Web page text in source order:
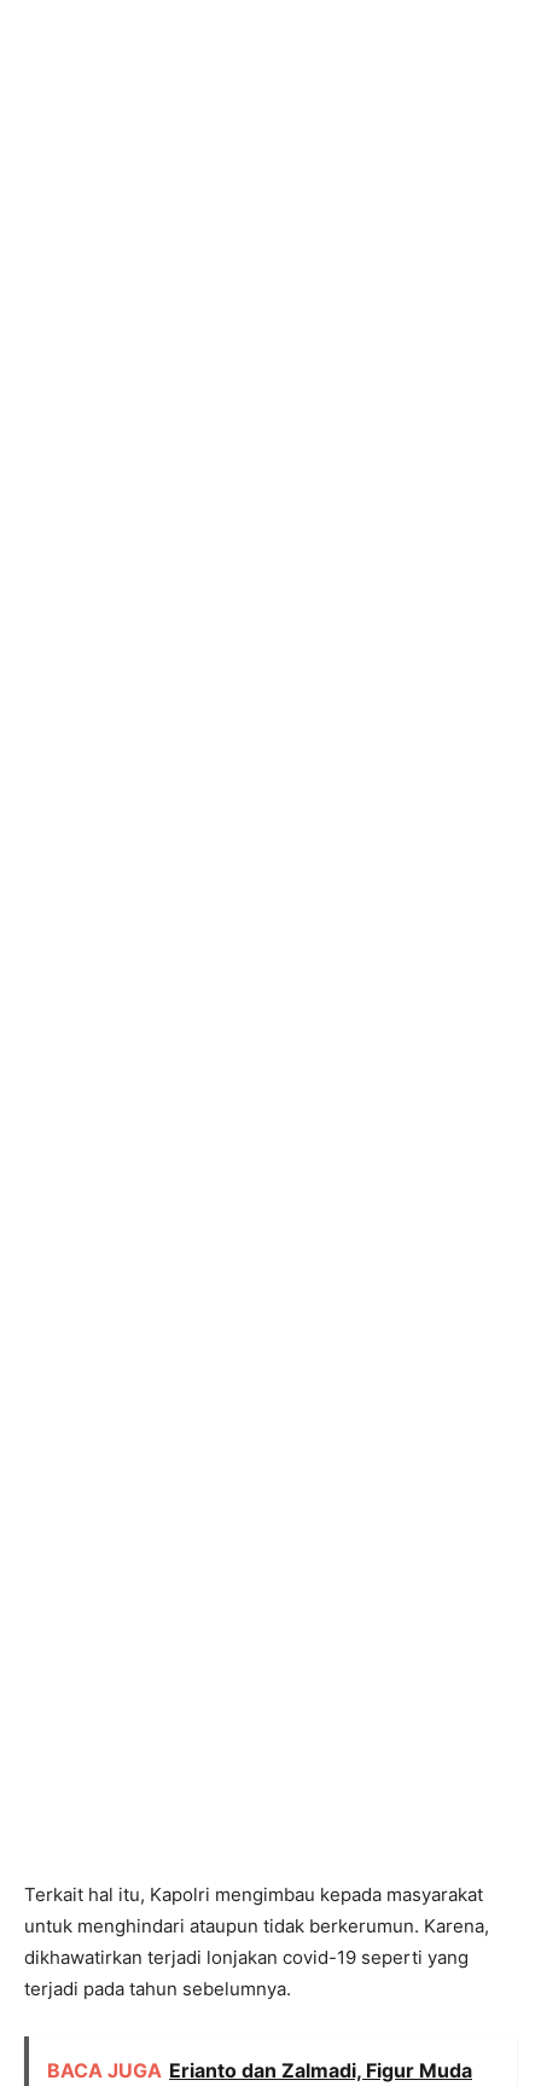
Terkait hal itu, Kapolri mengimbau kepada masyarakat
untuk menghindari ataupun tidak berkerumun. Karena,
dikhawatirkan terjadi lonjakan covid-19 seperti yang
terjadi pada tahun sebelumnya.
BACA JUGA Erianto dan Zalmadi, Figur Muda